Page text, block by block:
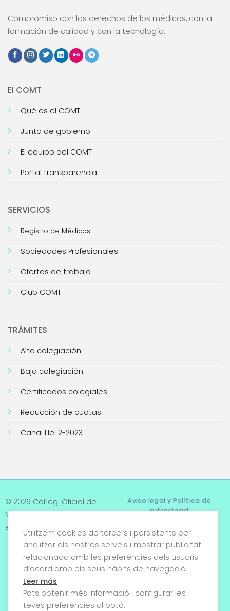
Compromiso con los derechos de los médicos, con la
formación de calidad y con la tecnología.
El COMT
Qué es el COMT
Junta de gobierno
El equipo del COMT
Portal transparencia
SERVICIOS
Registro de Médicos
Sociedades Profesionales
Ofertas de trabajo
Club COMT
TRÁMITES
Alta colegiación
Baja colegiación
Certificados colegiales
Reducción de cuotas
Canal Llei 2-2023
© 2026 Col·legi Oficial de
Metges de Tarragona. Tots
els drets reservats
Aviso legal y Política de
privacidad
Términos y condiciones
Política de cookies
Utilitzem cookies de tercers i persistents per
analitzar els nostres serveis i mostrar publicitat
relacionada amb les preferències dels usuaris
d’acord amb els seus hàbits de navegació.
Leer más
Pots obtenir més informació i configurar les
teves preferències al botó.